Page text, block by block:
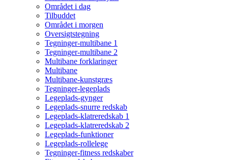
Området i dag
Tilbuddet
Området i morgen
Oversigtstegning
Tegninger-multibane 1
Tegninger-multibane 2
Multibane forklaringer
Multibane
Multibane-kunstgræs
Tegninger-legeplads
Legeplads-gynger
Legeplads-snurre redskab
Legeplads-klatreredskab 1
Legeplads-klatreredskab 2
Legeplads-funktioner
Legeplads-rollelege
Tegninger-fitness redskaber